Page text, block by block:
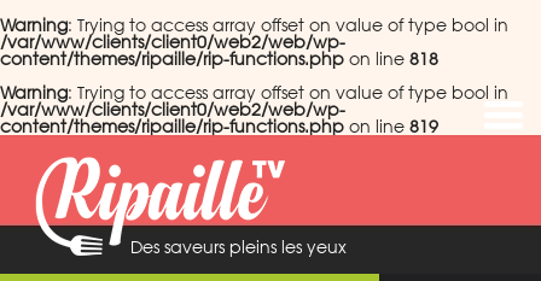
Warning: Trying to access array offset on value of type bool in
/var/www/clients/client0/web2/web/wp-
content/themes/ripaille/rip-functions.php on line 818
Warning: Trying to access array offset on value of type bool in
/var/www/clients/client0/web2/web/wp-
content/themes/ripaille/rip-functions.php on line 819
Des saveurs pleins les yeux